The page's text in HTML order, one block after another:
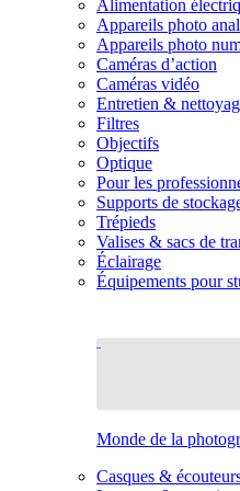
Alimentation
Appareils photo
Appareils photo
Caméras d’action
Caméras vidéo
Entretien &
Filtres
Objectifs
Optique
Pour les
Supports de
Trépieds
Valises & sacs de
Éclairage
Équipements pour
Monde de la
Casques &